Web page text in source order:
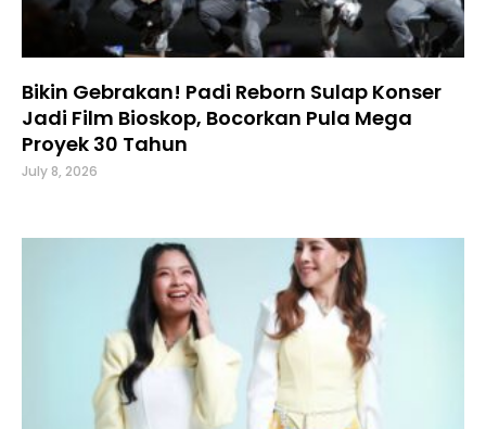
Bikin Gebrakan! Padi Reborn Sulap Konser
Jadi Film Bioskop, Bocorkan Pula Mega
Proyek 30 Tahun
July 8, 2026